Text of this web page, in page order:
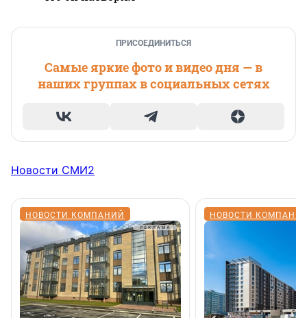
ПРИСОЕДИНИТЬСЯ
Самые яркие фото и видео дня — в
наших группах в социальных сетях
Новости СМИ2
НОВОСТИ КОМПАНИЙ НОВОСТИ